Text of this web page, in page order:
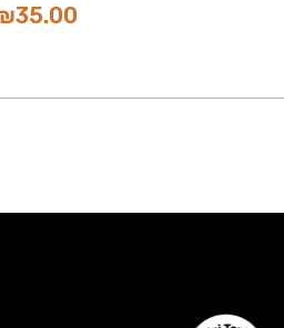
35.00